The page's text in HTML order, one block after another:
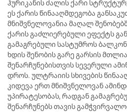
ჰურიკანის ძალის ქარი
ეს ქარის წინააღმდეგობა
მნიშვნელოვანია მაღალ
ქარის გაძლიერებული ეფექტს
გამაგრებული სასტუმროს
ხდის შენობის გარე გარსის
შენარჩუნებისთვის სევერული
დროს. ულტრაიის სხივების
კიდევა ერთ მნიშვნელოვან
უპირატესობას, რადგან
შენარჩუნებს თავის